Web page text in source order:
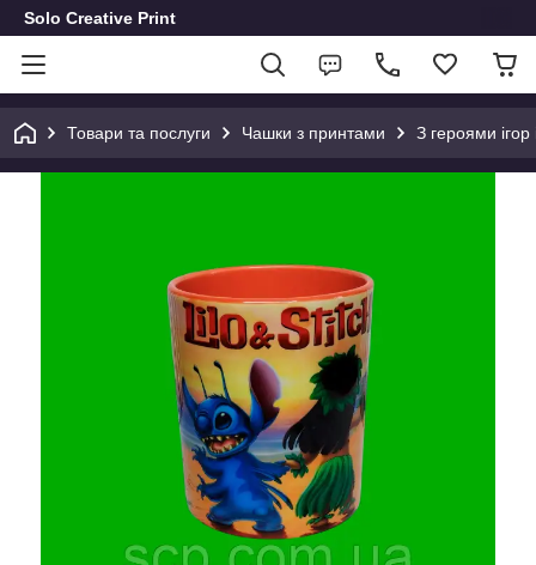
Solo Creative Print
Товари та послуги Чашки з принтами З героями ігор